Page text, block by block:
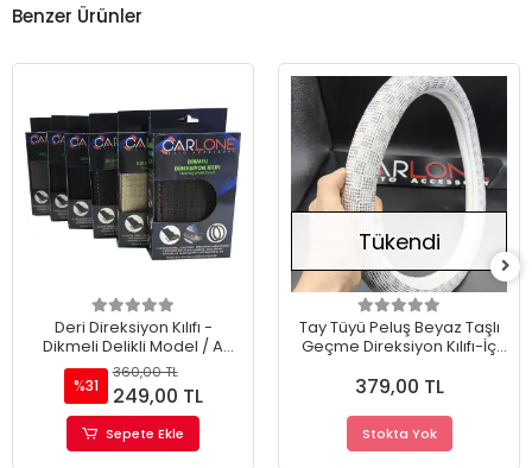
Benzer Ürünler
Deri Direksiyon Kılıfı -
Dikmeli Delikli Model / A
Kalite Kopmayan İp /
Kokusuz Ürün
%31
360,00 TL
249,00 TL
Sepete Ekle
Tükendi
Tay Tüyü Peluş Beyaz Taşlı
Geçme Direksiyon Kılıfı-İç
379,00 TL
Stokta Yok